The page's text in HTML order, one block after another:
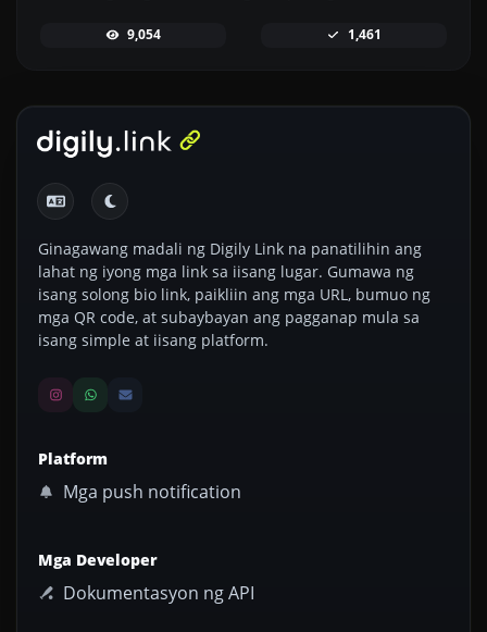
9,054 1,461
Ginagawang madali ng Digily Link na panatilihin ang
lahat ng iyong mga link sa iisang lugar. Gumawa ng
isang solong bio link, paikliin ang mga URL, bumuo ng
mga QR code, at subaybayan ang pagganap mula sa
isang simple at iisang platform.
Platform
Mga push notification
Mga Developer
Dokumentasyon ng API